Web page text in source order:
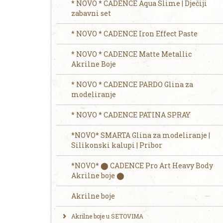
* NOVO * CADENCE Aqua Slime | Dječiji
zabavni set
* NOVO * CADENCE Iron Effect Paste
* NOVO * CADENCE Matte Metallic
Akrilne Boje
* NOVO * CADENCE PARDO Glina za
modeliranje
* NOVO * CADENCE PATINA SPRAY
*NOVO* SMARTA Glina za modeliranje |
Silikonski kalupi | Pribor
*NOVO* ⬤ CADENCE Pro Art Heavy Body
Akrilne boje ⬤
Akrilne boje
Akrilne boje u SETOVIMA